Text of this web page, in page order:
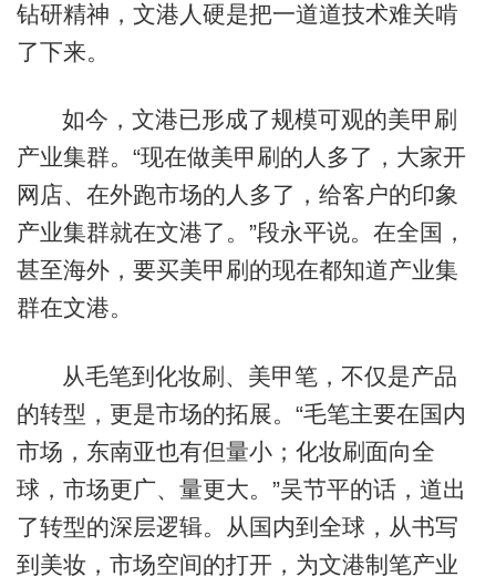
钻研精神，文港人硬是把一道道技术难关啃
了下来。
如今，文港已形成了规模可观的美甲刷
产业集群。“现在做美甲刷的人多了，大家开
网店、在外跑市场的人多了，给客户的印象
产业集群就在文港了。”段永平说。在全国，
甚至海外，要买美甲刷的现在都知道产业集
群在文港。
从毛笔到化妆刷、美甲笔，不仅是产品
的转型，更是市场的拓展。“毛笔主要在国内
市场，东南亚也有但量小；化妆刷面向全
球，市场更广、量更大。”吴节平的话，道出
了转型的深层逻辑。从国内到全球，从书写
到美妆，市场空间的打开，为文港制笔产业